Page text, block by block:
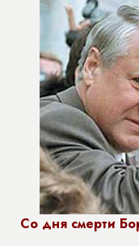
Со дня смерти